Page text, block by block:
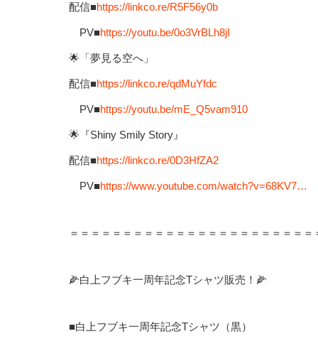
配信■https://linkco.re/R5F56y0b
PV■https://youtu.be/0o3VrBLh8jI
🌟「夢見る空へ」
配信■https://linkco.re/qdMuYfdc
PV■https://youtu.be/mE_Q5vam910
🌟『Shiny Smily Story』
配信■https://linkco.re/0D3HfZA2
PV■https://www.youtube.com/watch?v=68KV7…
＝＝＝＝＝＝＝＝＝＝＝＝＝＝＝＝＝＝＝＝＝＝＝
🌽白上フブキ一周年記念Tシャツ販売！🌽
■白上フブキ一周年記念Tシャツ（黒）